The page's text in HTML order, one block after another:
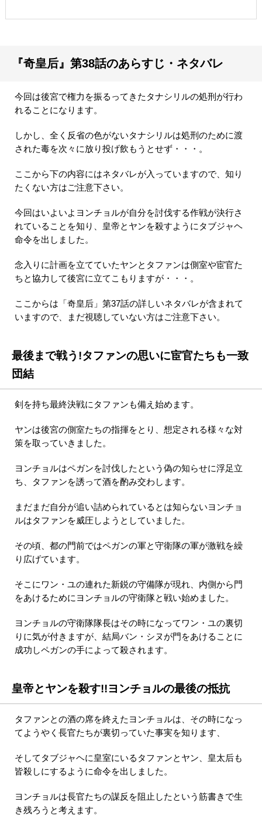
『奇皇后』第38話のあらすじ・ネタバレ
今回は後宮で権力を振るってきたタナシリルの処刑が行わ
れることになります。
しかし、全く反省の色がないタナシリルは処刑のために渡
された毒を次々に放り投げ飲もうとせず・・・。
ここから下の内容にはネタバレが入っていますので、知り
たくない方はご注意下さい。
今回はいよいよヨンチョルが自分を討伐する作戦が決行さ
れていることを知り、皇帝とヤンを殺すようにタブジャヘ
命令を出しました。
念入りに計画を立てていたヤンとタファンは側室や宦官た
ちと協力して後宮に立てこもりますが・・・。
ここからは「奇皇后」第37話の詳しいネタバレが含まれて
いますので、まだ視聴していない方はご注意下さい。
最後まで戦う!タファンの思いに宦官たちも一致
団結
剣を持ち最終決戦にタファンも備え始めます。
ヤンは後宮の側室たちの指揮をとり、想定される様々な対
策を取っていきました。
ヨンチョルはペガンを討伐したという偽の知らせに浮足立
ち、タファンを誘って酒を酌み交わします。
まだまだ自分が追い詰められているとは知らないヨンチョ
ルはタファンを威圧しようとしていました。
その頃、都の門前ではペガンの軍と守衛隊の軍が激戦を繰
り広げています。
そこにワン・ユの連れた新鋭の守備隊が現れ、内側から門
をあけるためにヨンチョルの守衛隊と戦い始めました。
ヨンチョルの守衛隊隊長はその時になってワン・ユの裏切
りに気が付きますが、結局バン・シヌが門をあけることに
成功しペガンの手によって殺されます。
皇帝とヤンを殺す!!ヨンチョルの最後の抵抗
タファンとの酒の席を終えたヨンチョルは、その時になっ
てようやく長官たちが裏切っていた事実を知ります、
そしてタブジャヘに皇室にいるタファンとヤン、皇太后も
皆殺しにするように命令を出しました。
ヨンチョルは長官たちの謀反を阻止したという筋書きで生
き残ろうと考えます。